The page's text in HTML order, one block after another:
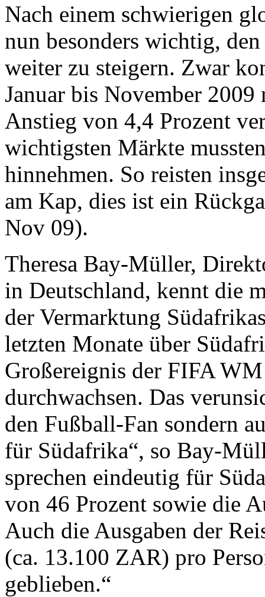
Nach einem schwierigen
nun besonders wichtig,
weiter zu steigern. Zwar
Januar bis November
Anstieg von 4,4 Prozent
wichtigsten Märkte
hinnehmen. So reisten
am Kap, dies ist ein
Nov 09).
Theresa Bay-Müller,
in Deutschland, kennt die
der Vermarktung
letzten Monate über
Großereignis der FIFA
durchwachsen. Das
den Fußball-Fan sondern
für Südafrika“, so Bay-
sprechen eindeutig für
von 46 Prozent sowie die
Auch die Ausgaben der
(ca. 13.100 ZAR) pro
geblieben.“